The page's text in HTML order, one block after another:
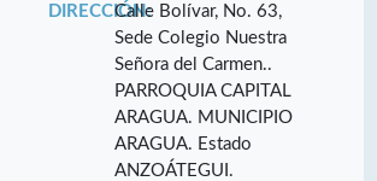
DIRECCIÓN:Calle Bolívar, No. 63,
Sede Colegio Nuestra
Señora del Carmen..
PARROQUIA CAPITAL
ARAGUA. MUNICIPIO
ARAGUA. Estado
ANZOÁTEGUI.